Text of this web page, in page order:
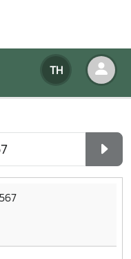
TH
วยงาน